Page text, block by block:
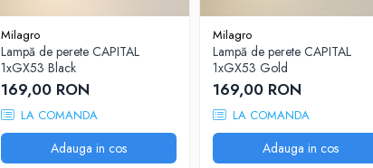
Milagro
Lampă de perete CAPITAL
1xGX53 Black
169,00 RON
LA COMANDA
Adauga in cos
Milagro
Lampă de perete CAPITAL
1xGX53 Gold
169,00 RON
LA COMANDA
Adauga in cos